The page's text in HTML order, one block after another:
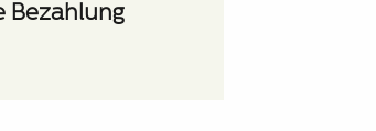
Bezahlung